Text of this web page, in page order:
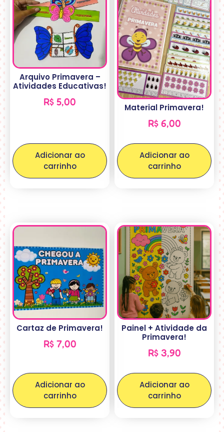
Arquivo Primavera –
Atividades Educativas!
R$ 5,00
Adicionar ao
carrinho
Material Primavera!
R$6,00
Adicionar ao
carrinho
Cartaz de Primavera!
R$7,00
Adicionar ao
carrinho
Painel + Atividade da
Primavera!
R$3,90
Adicionar ao
carrinho